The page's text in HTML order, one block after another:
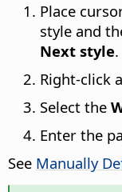
Place
style and
Next style.
Right-click
Select the
Enter the
See Manually